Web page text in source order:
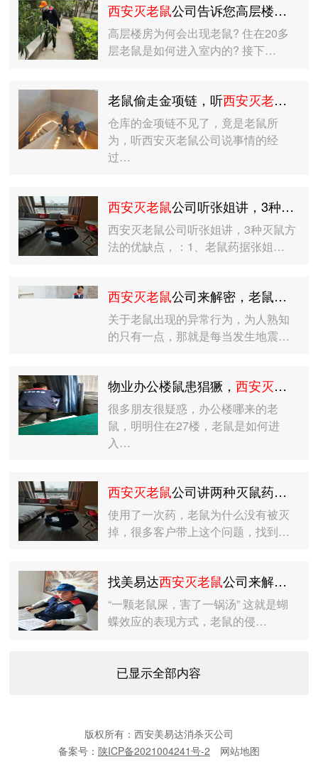
西安灭老鼠公司告诉您高层楼房为何会有老鼠
高层楼房为何会出现老鼠? 住在20多
层老鼠是如何进入室内的? 接下…
老鼠偷走金项链，听西安灭老鼠
仓库的金项链不见了，竟是老鼠所
为，听西安灭老鼠公司说事情的经
过…
西安灭老鼠公司听张姐讲，3种灭鼠方法的优缺点
西安灭老鼠公司听张姐讲，3种灭鼠方
法的优缺点，：1、老鼠药据张姐…
西安灭老鼠公司来解密，老鼠异常行为有何预兆
关于老鼠出现的异常行为，为人熟知
的只有一点，那就是每当发生地震…
物业办公楼鼠患猖獗，西安灭老鼠
很多朋友很疑惑，办公楼哪来的老
鼠，明明住在27楼，老鼠是如何进
入…
西安灭老鼠公司讲两种灭鼠药物的区别在哪
使用了一次药，老鼠为什么没有被灭
掉，很多客户带上这个问题，找到…
找美易达西安灭老鼠公司来解决老鼠的侵害
“一颗老鼠屎，害了一锅汤” 这就是蝴
蝶效应的表现方式，老鼠的侵…
已显示全部内容
版权所有：西安美易达消杀灭公司
备案号： 陕ICP备2021004241号-2 网站地图